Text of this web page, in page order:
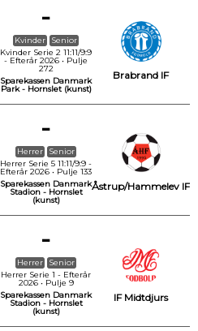
-
Kvinder
Senior
Kvinder Serie 2 11:11/9:9
- Efterår 2026 • Pulje
272
Sparekassen Danmark
Park - Hornslet (kunst)
Brabrand IF
-
Herrer
Senior
Herrer Serie 5 11:11/9:9 -
Efterår 2026 • Pulje 133
Sparekassen Danmark
Stadion - Hornslet
(kunst)
Åstrup/Hammelev IF
-
Herrer
Senior
Herrer Serie 1 - Efterår
2026 • Pulje 9
Sparekassen Danmark
Stadion - Hornslet
(kunst)
IF Midtdjurs